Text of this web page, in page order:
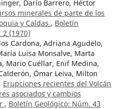
Darío Barrero, Héctor
minerales de parte de los
y Caldas , Boletín
2 (1970)
Cardona, Adriana Agudelo,
Luisa Monsalve, Marta
Mario Cuéllar, Enif Medina,
Ómar Leiva, Milton
Erupciones recientes del Volcán
asociados y cambios
, Boletín Geológico: Núm. 43